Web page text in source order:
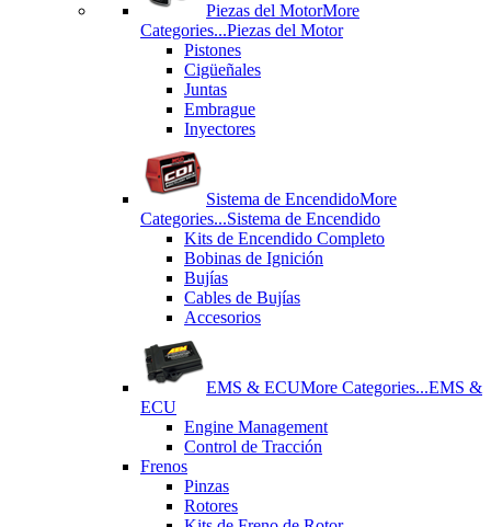
Piezas del MotorMore
Categories...Piezas del Motor
Pistones
Cigüeñales
Juntas
Εmbrague
Inyectores
Sistema de EncendidoMore
Categories...Sistema de Encendido
Kits de Encendido Completo
Bobinas de Ignición
Bujías
Cables de Bujías
Accesorios
EMS & ECUMore Categories...EMS &
ECU
Engine Management
Control de Tracción
Frenos
Pinzas
Rotores